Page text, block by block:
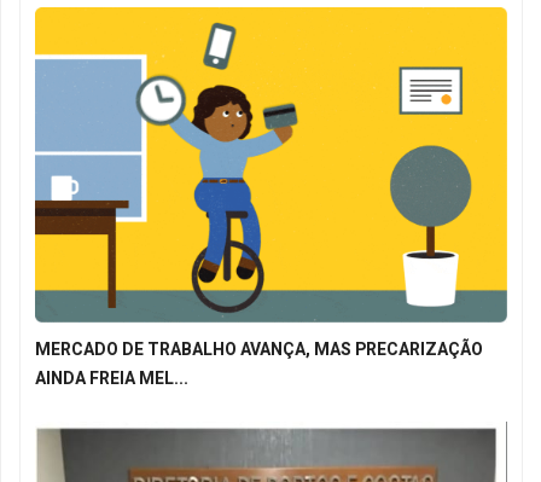
MERCADO DE TRABALHO AVANÇA, MAS PRECARIZAÇÃO
AINDA FREIA MEL...